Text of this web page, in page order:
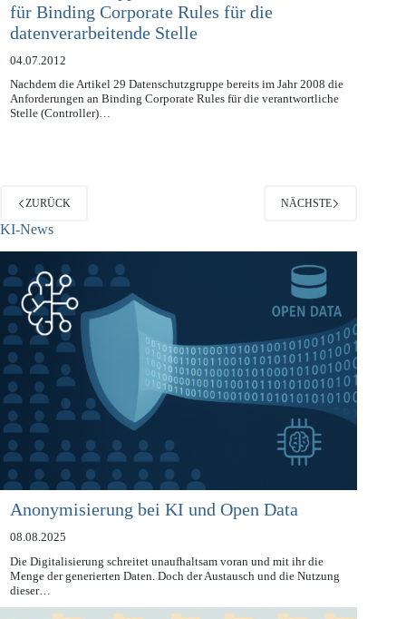
Artikel 29 Gruppe veröffentlicht Leitlinien
für Binding Corporate Rules für die
datenverarbeitende Stelle
04.07.2012
Nachdem die Artikel 29 Datenschutzgruppe bereits im Jahr 2008 die
Anforderungen an Binding Corporate Rules für die verantwortliche
ZURÜCK
KI-News
Anonymisierung bei KI und Open Data
08.08.2025
Die Digitalisierung schreitet unaufhaltsam voran und mit ihr die
Menge der generierten Daten. Doch der Austausch und die Nutzung
dieser…